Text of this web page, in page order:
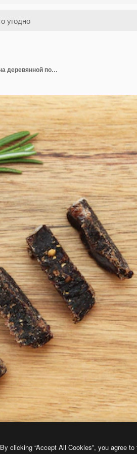
Нарезка бильтонгской закуски и приправы из розмарина на деревянной поверхности
By clicking “Accept All Cookies”, you agree